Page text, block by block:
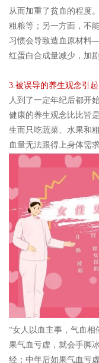
从而加重了贫血的程度
粗粮等；另一方面，不
习惯会导致造血原材料
红蛋白合成量减少，加
3.被误导的养生观念引
人到了一定年纪后都开
健康的养生观念比比皆
生而只吃蔬菜、水果和
血量无法跟得上身体需
“女人以血主事，气血相
果气血亏虚，就会手脚
经；中年后如果气血亏